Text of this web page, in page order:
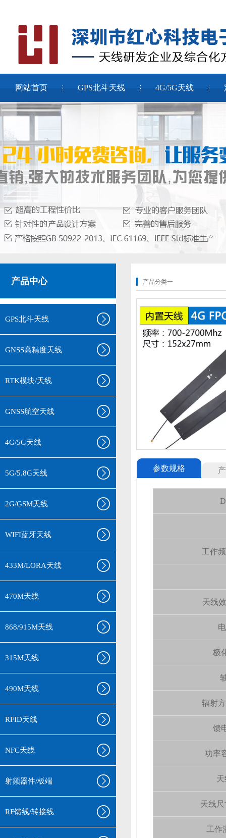
网站首页 GPS北斗天线 4G/5G天线
产品中心
GPS北斗天线
GNSS高精度天线
RTK模块/天线
GNSS航空天线
4G/5G天线
5G/5.8G天线
2G/GSM天线
WIFI蓝牙天线
433M/LORA天线
470M天线
868/915M天线
315M天线
490M天线
RFID天线
NFC天线
射频器件/板端
RF馈线/转接线
产品分类一
参数规格
工作
天线
极
辐射
馈
功率
天
天线尺
工作